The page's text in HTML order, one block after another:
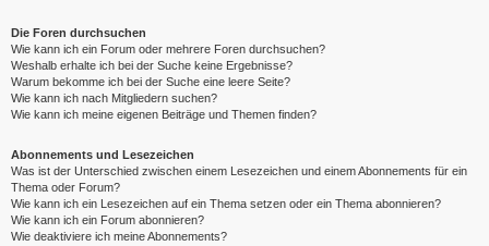
Die Foren durchsuchen
Wie kann ich ein Forum oder mehrere Foren durchsuchen?
Weshalb erhalte ich bei der Suche keine Ergebnisse?
Warum bekomme ich bei der Suche eine leere Seite?
Wie kann ich nach Mitgliedern suchen?
Wie kann ich meine eigenen Beiträge und Themen finden?
Abonnements und Lesezeichen
Was ist der Unterschied zwischen einem Lesezeichen und einem Abonnements für ein
Thema oder Forum?
Wie kann ich ein Lesezeichen auf ein Thema setzen oder ein Thema abonnieren?
Wie kann ich ein Forum abonnieren?
Wie deaktiviere ich meine Abonnements?